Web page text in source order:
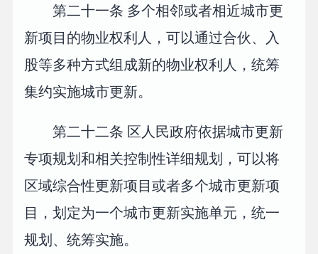
第二十一条 多个相邻或者相近城市更
新项目的物业权利人，可以通过合伙、入
股等多种方式组成新的物业权利人，统筹
集约实施城市更新。
第二十二条 区人民政府依据城市更新
专项规划和相关控制性详细规划，可以将
区域综合性更新项目或者多个城市更新项
目，划定为一个城市更新实施单元，统一
规划、统筹实施。